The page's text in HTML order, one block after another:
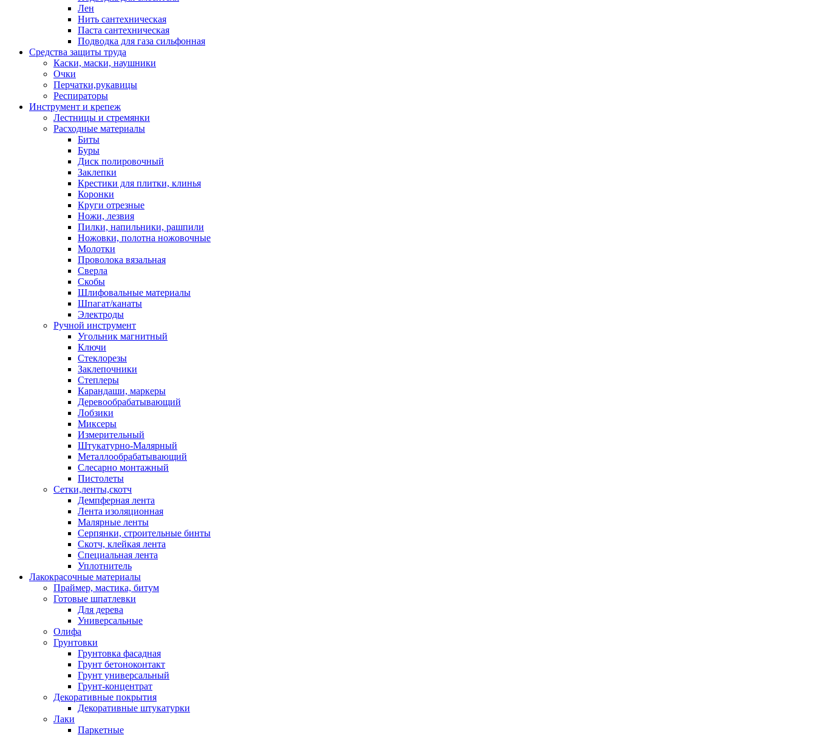
Лен
Нить сантехническая
Паста сантехническая
Подводка для газа сильфонная
Средства защиты труда
Каски, маски, наушники
Очки
Перчатки,рукавицы
Респираторы
Инструмент и крепеж
Лестницы и стремянки
Расходные материалы
Биты
Буры
Диск полировочный
Заклепки
Крестики для плитки, клинья
Коронки
Круги отрезные
Ножи, лезвия
Пилки, напильники, рашпили
Ножовки, полотна ножовочные
Молотки
Проволока вязальная
Сверла
Скобы
Шлифовальные материалы
Шпагат/канаты
Электроды
Ручной инструмент
Угольник магнитный
Ключи
Стеклорезы
Заклепочники
Степлеры
Карандаши, маркеры
Деревообрабатывающий
Лобзики
Миксеры
Измерительный
Штукатурно-Малярный
Металлообрабатывающий
Слесарно монтажный
Пистолеты
Сетки,ленты,скотч
Демпферная лента
Лента изоляционная
Малярные ленты
Серпянки, строительные бинты
Скотч, клейкая лента
Специальная лента
Уплотнитель
Лакокрасочные материалы
Праймер, мастика, битум
Готовые шпатлевки
Для дерева
Универсальные
Олифа
Грунтовки
Грунтовка фасадная
Грунт бетоноконтакт
Грунт универсальный
Грунт-концентрат
Декоративные покрытия
Декоративные штукатурки
Лаки
Паркетные